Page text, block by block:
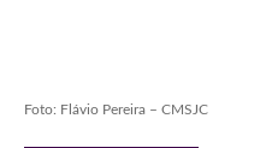
Foto: Flávio Pereira – CMSJC